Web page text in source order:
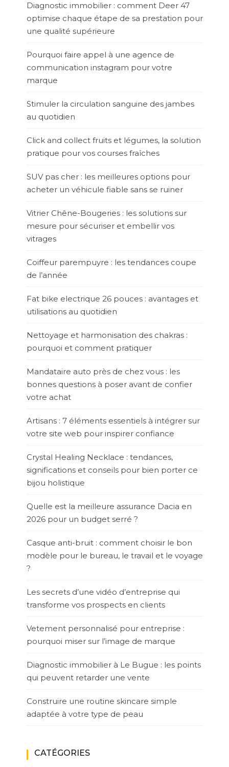
Diagnostic immobilier : comment Deer 47
optimise chaque étape de sa prestation pour
une qualité supérieure
Pourquoi faire appel à une agence de
communication instagram pour votre
marque
Stimuler la circulation sanguine des jambes
au quotidien
Click and collect fruits et légumes, la solution
pratique pour vos courses fraîches
SUV pas cher : les meilleures options pour
acheter un véhicule fiable sans se ruiner
Vitrier Chêne-Bougeries : les solutions sur
mesure pour sécuriser et embellir vos
vitrages
Coiffeur parempuyre : les tendances coupe
de l’année
Fat bike electrique 26 pouces : avantages et
utilisations au quotidien
Nettoyage et harmonisation des chakras :
pourquoi et comment pratiquer
Mandataire auto près de chez vous : les
bonnes questions à poser avant de confier
votre achat
Artisans : 7 éléments essentiels à intégrer sur
votre site web pour inspirer confiance
Crystal Healing Necklace : tendances,
significations et conseils pour bien porter ce
bijou holistique
Quelle est la meilleure assurance Dacia en
2026 pour un budget serré ?
Casque anti-bruit : comment choisir le bon
modèle pour le bureau, le travail et le voyage
?
Les secrets d’une vidéo d’entreprise qui
transforme vos prospects en clients
Vetement personnalisé pour entreprise :
pourquoi miser sur l’image de marque
Diagnostic immobilier à Le Bugue : les points
qui peuvent retarder une vente
Construire une routine skincare simple
adaptée à votre type de peau
CATÉGORIES